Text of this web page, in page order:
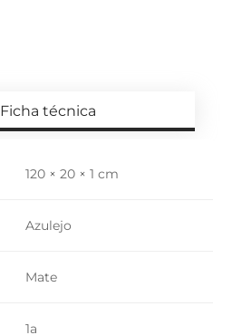
Ficha técnica
120 × 20 × 1 cm
Azulejo
Mate
1a